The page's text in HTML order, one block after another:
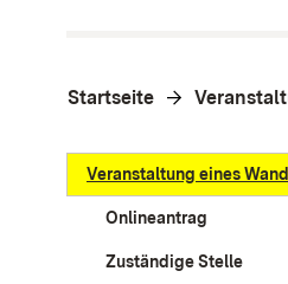
Startseite
Veranstaltung eines
Onlineantrag
Zuständige Stelle